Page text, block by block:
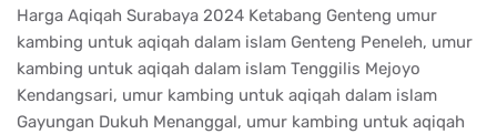
Harga Aqiqah Surabaya 2024 Ketabang Genteng umur
kambing untuk aqiqah dalam islam Genteng Peneleh, umur
kambing untuk aqiqah dalam islam Tenggilis Mejoyo
Kendangsari, umur kambing untuk aqiqah dalam islam
Gayungan Dukuh Menanggal, umur kambing untuk aqiqah